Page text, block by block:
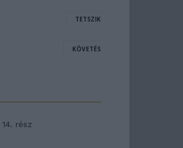
TETSZIK
KÖVETÉS
14. rész